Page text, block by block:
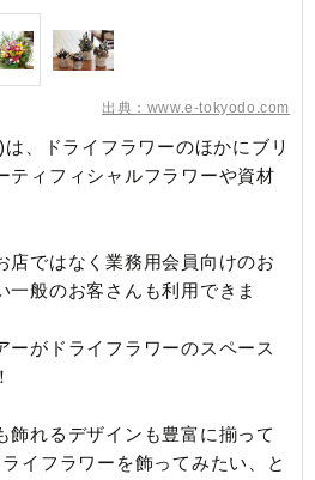
出典：www.e-tokyodo.com
、ドライフラワーのほかにブリ
ティフィシャルフラワーや資材
店ではなく業務用会員向けのお
一般のお客さんも利用できま
ーがドライフラワーのスペース
飾れるデザインも豊富に揃って
イフラワーを飾ってみたい、と